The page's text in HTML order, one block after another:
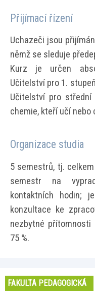
Přijímací řízení
Uchazeči jsou
němž se sleduje
Kurz je určen
Učitelství pro 1.
Učitelství pro střední
chemie, kteří učí
Organizace studia
5 semestrů, tj.
semestr na
kontaktních hodin;
konzultace ke
nezbytné
75 %.
FAKULTA PEDAGOGICKÁ